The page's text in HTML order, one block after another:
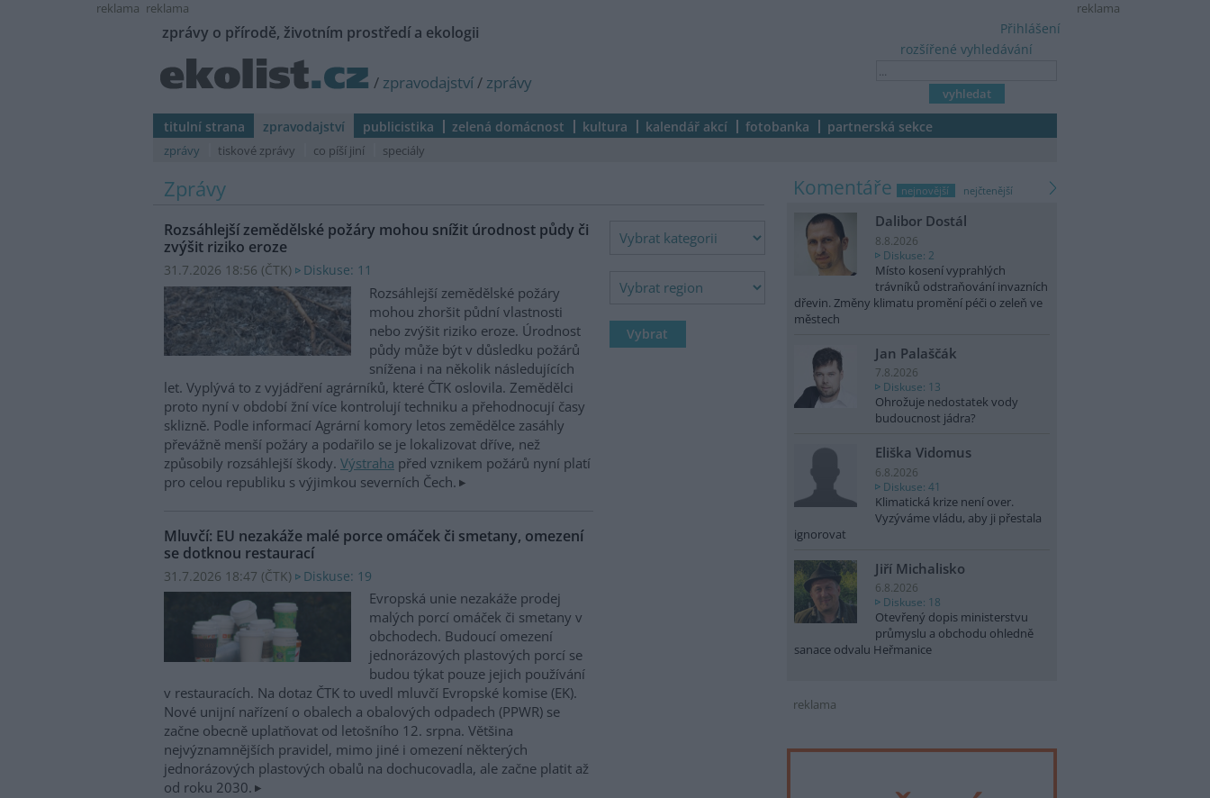
reklama
reklama reklama
zprávy o přírodě, životním prostředí a ekologii
/ zpravodajství/ zprávy
rozšířené vyhledávání
Přihlášení
titulní strana zpravodajství publicistika zelená domácnost kultura kalendář akcí fotobanka partnerská sekce
zprávy tiskové zprávy co píší jiní speciály
Zprávy
Rozsáhlejší zemědělské požáry mohou snížit úrodnost půdy či
zvýšit riziko eroze
31.7.2026 18:56 (ČTK) Diskuse: 11
Rozsáhlejší zemědělské požáry
mohou zhoršit půdní vlastnosti
nebo zvýšit riziko eroze. Úrodnost
půdy může být v důsledku požárů
snížena i na několik následujících
let. Vyplývá to z vyjádření agrárníků, které ČTK oslovila. Zemědělci
proto nyní v období žní více kontrolují techniku a přehodnocují časy
sklizně. Podle informací Agrární komory letos zemědělce zasáhly
převážně menší požáry a podařilo se je lokalizovat dříve, než
způsobily rozsáhlejší škody. Výstraha před vznikem požárů nyní platí
pro celou republiku s výjimkou severních Čech.
Mluvčí: EU nezakáže malé porce omáček či smetany, omezení
se dotknou restaurací
31.7.2026 18:47 (ČTK) Diskuse: 19
Evropská unie nezakáže prodej
malých porcí omáček či smetany v
obchodech. Budoucí omezení
jednorázových plastových porcí se
budou týkat pouze jejich používání
v restauracích. Na dotaz ČTK to uvedl mluvčí Evropské komise (EK).
Nové unijní nařízení o obalech a obalových odpadech (PPWR) se
začne obecně uplatňovat od letošního 12. srpna. Většina
nejvýznamnějších pravidel, mimo jiné i omezení některých
jednorázových plastových obalů na dochucovadla, ale začne platit až
od roku 2030.
komentáře nejnovější nejčtenější
Dalibor Dostál
8.8.2026
Diskuse: 2
Místo kosení vyprahlých
trávníků odstraňování invazních
dřevin. Změny klimatu promění péči o zeleň ve
městech
Jan Palaščák
7.8.2026
Diskuse: 13
Ohrožuje nedostatek vody
budoucnost jádra?
Eliška Vidomus
6.8.2026
Diskuse: 41
Klimatická krize není over.
Vyzýváme vládu, aby ji přestala
ignorovat
Jiří Michalisko
6.8.2026
Diskuse: 18
Otevřený dopis ministerstvu
průmyslu a obchodu ohledně
sanace odvalu Heřmanice
reklama